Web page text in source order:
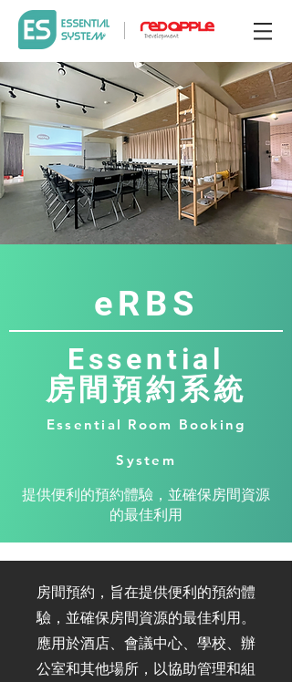
eRBS
Essential
房間預約系統
Essential Room Booking
System
提供便利的預約體驗，並確保房間資源
的最佳利用
房間預約，旨在提供便利的預約體
驗，並確保房間資源的最佳利用。
應用於酒店、會議中心、學校、辦
公室和其他場所，以協助管理和組